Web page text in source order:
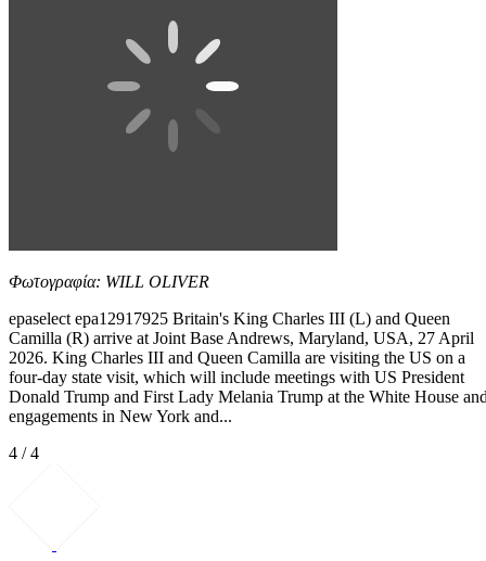
Φωτογραφία: WILL OLIVER
epaselect epa12917925 Britain's King Charles III (L) and Queen
Camilla (R) arrive at Joint Base Andrews, Maryland, USA, 27 April
2026. King Charles III and Queen Camilla are visiting the US on a
four-day state visit, which will include meetings with US President
Donald Trump and First Lady Melania Trump at the White House
engagements in New York and...
4 / 4